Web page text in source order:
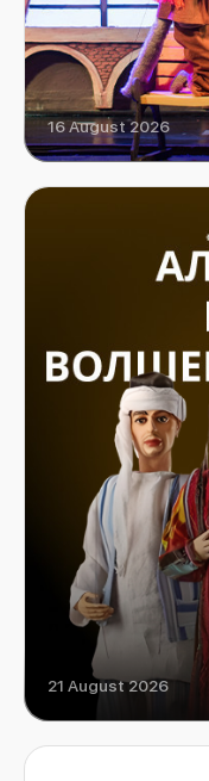
Extraordinary Musicians
16 August 2026
Aladdin and his magic lamp
21 August 2026